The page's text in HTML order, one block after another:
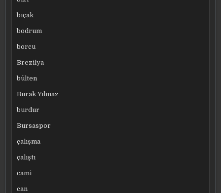
bıçak
bodrum
borcu
Brezilya
bülten
Burak Yılmaz
burdur
Bursaspor
çalışma
çalıştı
cami
can